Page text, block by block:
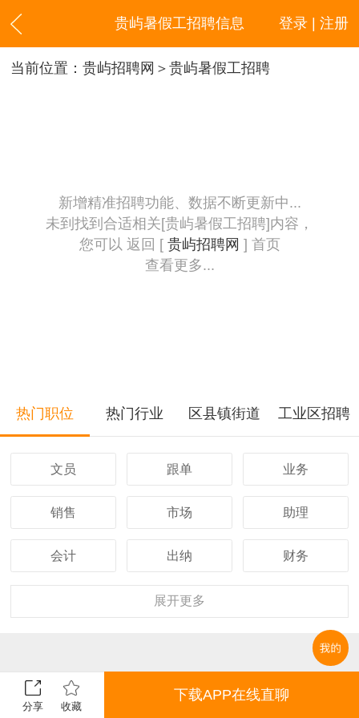
登录 | 注册
贵屿暑假工招聘信息
当前位置： 贵屿招聘网 ＞贵屿暑假工招聘
新增精准招聘功能、数据不断更新中...
未到找到合适相关[贵屿暑假工招聘]内容，
您可以 返回 [ 贵屿招聘网 ] 首页
查看更多...
热门职位 热门行业 区县镇街道 工业区招聘
文员 跟单 业务
销售 市场 助理
会计 出纳 财务
行政
设计 技术 司机
展开更多
分享 收藏
下载APP在线直聊